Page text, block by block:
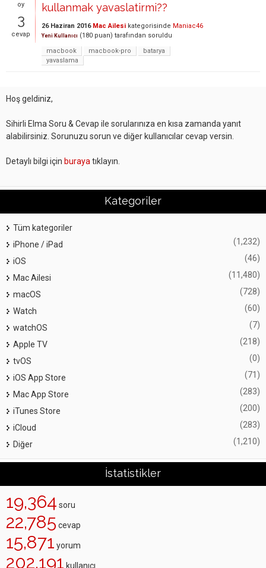
oy
3
cevap
kullanmak yavaslatirmi??
26 Haziran 2016 Mac Ailesi kategorisinde Maniac46
Yeni Kullanıcı (180 puan) tarafından soruldu
macbook
macbook-pro
batarya
yavaslama
Hoş geldiniz,
Sihirli Elma Soru & Cevap ile sorularınıza en kısa zamanda yanıt
alabilirsiniz. Sorunuzu sorun ve diğer kullanıcılar cevap versin.
Detaylı bilgi için buraya tıklayın.
Kategoriler
Tüm kategoriler
iPhone / iPad
(1,232)
iOS (46)
Mac Ailesi (11,480)
macOS (728)
Watch (60)
watchOS (7)
Apple TV (218)
tvOS (0)
iOS App Store (71)
Mac App Store (283)
iTunes Store (200)
iCloud (283)
Diğer (1,210)
İstatistikler
19,364 soru
22,785 cevap
15,871 yorum
202,191 kullanıcı